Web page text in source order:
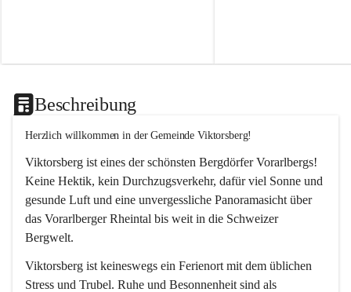
Beschreibung
Herzlich willkommen in der Gemeinde Viktorsberg!
Viktorsberg ist eines der schönsten Bergdörfer Vorarlbergs!
Keine Hektik, kein Durchzugsverkehr, dafür viel Sonne und
gesunde Luft und eine unvergessliche Panoramasicht über
das Vorarlberger Rheintal bis weit in die Schweizer
Bergwelt.
Viktorsberg ist keineswegs ein Ferienort mit dem üblichen
Stress und Trubel. Ruhe und Besonnenheit sind als